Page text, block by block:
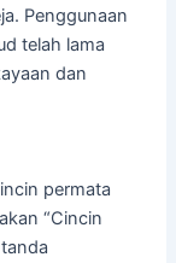
Penggunaan
telah lama
dan
permata
“Cincin